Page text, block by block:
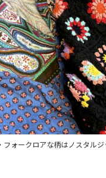
フォークロアな柄はノスタル